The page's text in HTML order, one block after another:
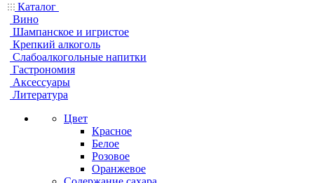
Каталог
Вино
Шампанское и игристое
Крепкий алкоголь
Слабоалкогольные напитки
Гастрономия
Аксессуары
Литература
Цвет
Красное
Белое
Розовое
Оранжевое